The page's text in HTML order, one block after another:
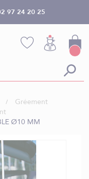
97 24 20 25
Gréement
Ø10 MM